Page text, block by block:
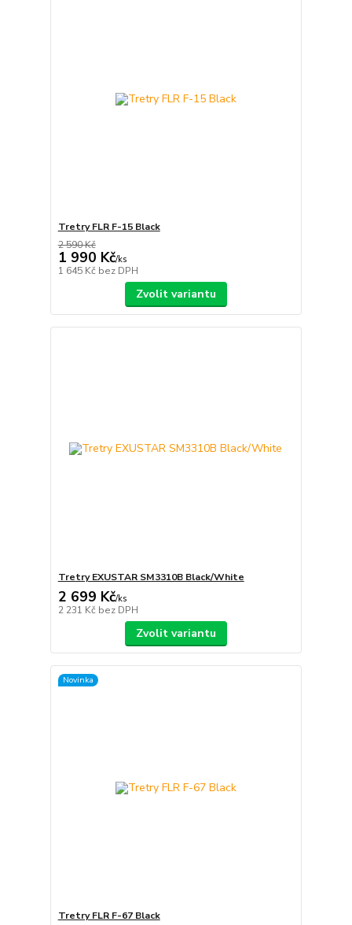
Tretry FLR F-15 Black
2 590 Kč
1 990 Kč/ks
1 645 Kč bez DPH
Zvolit variantu
Tretry EXUSTAR SM3310B Black/White
2 699 Kč/ks
2 231 Kč bez DPH
Zvolit variantu
Novinka
Tretry FLR F-67 Black